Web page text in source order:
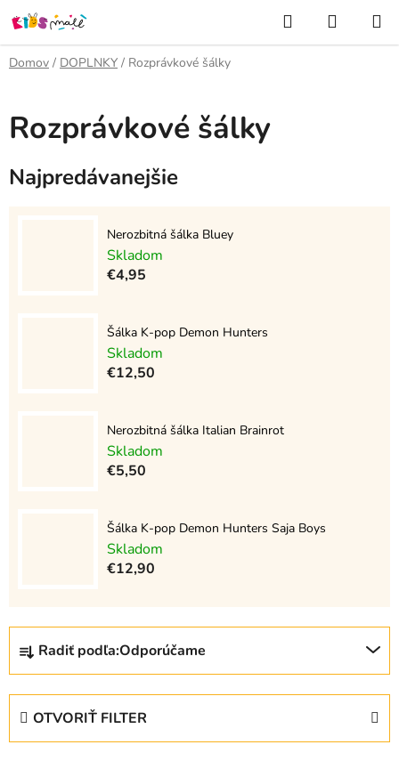
Prejsť
na
obsah
Hľadať
KOŠÍK
Domov / DOPLNKY / Rozprávkové šálky
Rozprávkové šálky
Najpredávanejšie
Nerozbitná šálka Bluey
Skladom
€4,95
Šálka K-pop Demon Hunters
Skladom
€12,50
Nerozbitná šálka Italian Brainrot
Skladom
€5,50
Šálka K-pop Demon Hunters Saja Boys
Skladom
€12,90
R
d
Radiť podľa:Odporúčame
OTVORIŤ FILTER